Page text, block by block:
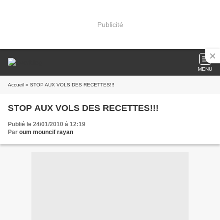
Publicité
MENU
Accueil » STOP AUX VOLS DES RECETTES!!!
STOP AUX VOLS DES RECETTES!!!
Publié le 24/01/2010 à 12:19
Par oum mouncif rayan